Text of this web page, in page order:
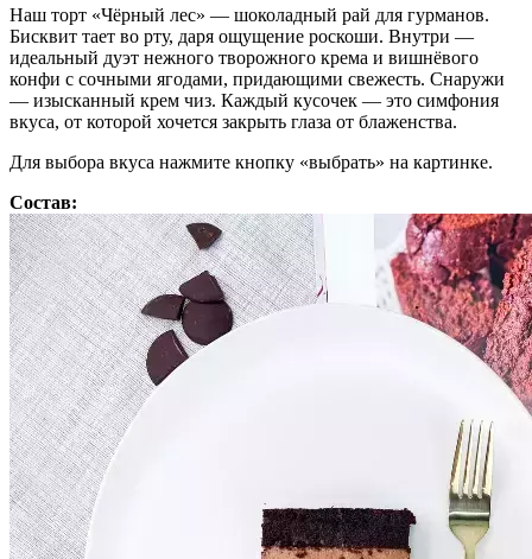
Наш торт «Чёрный лес» — шоколадный рай для гурманов.
Бисквит тает во рту, даря ощущение роскоши. Внутри —
идеальный дуэт нежного творожного крема и вишнёвого
конфи с сочными ягодами, придающими свежесть. Снаружи
— изысканный крем чиз. Каждый кусочек — это симфония
вкуса, от которой хочется закрыть глаза от блаженства.
Для выбора вкуса нажмите кнопку «выбрать» на картинке.
Состав: